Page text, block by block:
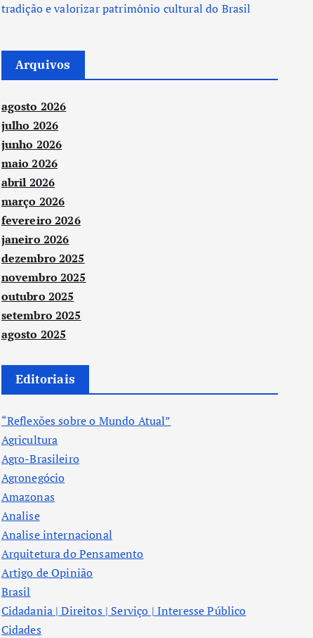
tradição e valorizar patrimônio cultural do Brasil
Arquivos
agosto 2026
julho 2026
junho 2026
maio 2026
abril 2026
março 2026
fevereiro 2026
janeiro 2026
dezembro 2025
novembro 2025
outubro 2025
setembro 2025
agosto 2025
Editoriais
“Reflexões sobre o Mundo Atual”
Agricultura
Agro-Brasileiro
Agronegócio
Amazonas
Analise
Analise internacional
Arquitetura do Pensamento
Artigo de Opinião
Brasil
Cidadania | Direitos | Serviço | Interesse Público
Cidades